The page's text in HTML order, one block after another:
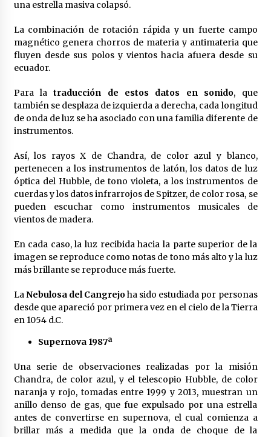
una estrella masiva colapsó.
La combinación de rotación rápida y un fuerte campo
magnético genera chorros de materia y antimateria que
fluyen desde sus polos y vientos hacia afuera desde su
ecuador.
Para latraducción de estos datos en sonido, que
también se desplaza de izquierda a derecha, cada longitud
de onda de luz se ha asociado con una familia diferente de
instrumentos.
Así, los rayos X de Chandra, de color azul y blanco,
pertenecen a los instrumentos de latón, los datos de luz
óptica del Hubble, de tono violeta, a los instrumentos de
cuerdas y los datos infrarrojos de Spitzer, de color rosa, se
pueden escuchar como instrumentos musicales de
vientos de madera.
En cada caso, la luz recibida hacia la parte superior de la
imagen se reproduce como notas de tono más alto y la luz
más brillante se reproduce más fuerte.
LaNebulosa del Cangrejoha sido estudiada por personas
desde que apareció por primera vez en el cielo de la Tierra
en 1054 d.C.
Supernova 1987ª
Una serie de observaciones realizadas por la misión
Chandra, de color azul, y el telescopio Hubble, de color
naranja y rojo, tomadas entre 1999 y 2013, muestran un
anillo denso de gas, que fue expulsado por una estrella
antes de convertirse en supernova, el cual comienza a
brillar más a medida que la onda de choque de la